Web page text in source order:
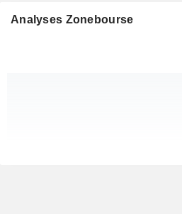
Analyses Zonebourse